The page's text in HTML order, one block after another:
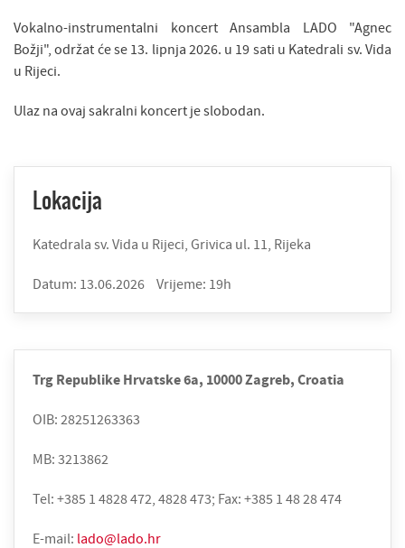
Vokalno-instrumentalni koncert Ansambla LADO "Agnec
Božji", održat će se 13. lipnja 2026. u 19 sati u Katedrali sv. Vida
u Rijeci.
Ulaz na ovaj sakralni koncert je slobodan.
Lokacija
Katedrala sv. Vida u Rijeci, Grivica ul. 11, Rijeka
Datum: 13.06.2026 Vrijeme: 19h
Trg Republike Hrvatske 6a, 10000 Zagreb, Croatia
OIB: 28251263363
MB: 3213862
Tel: +385 1 4828 472, 4828 473; Fax: +385 1 48 28 474
E-mail: lado@lado.hr